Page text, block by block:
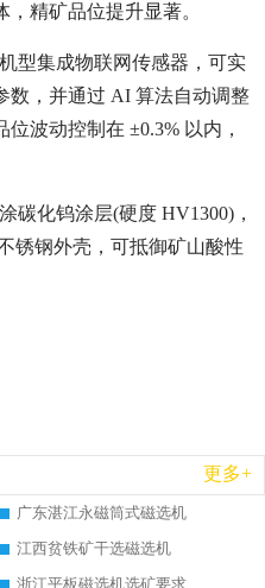
精矿品位提升显著。
型集成物联网传感器，可实
数，并通过 AI 算法自动调整
波动控制在 ±0.3% 以内，
碳化钨涂层(硬度 HV1300)，
锈钢外壳，可抵御矿山酸性
更多+
广东湛江永磁筒式磁选机
江西贫铁矿干选磁选机
浙江平板磁选机选矿要求